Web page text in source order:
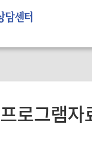
프로그램자